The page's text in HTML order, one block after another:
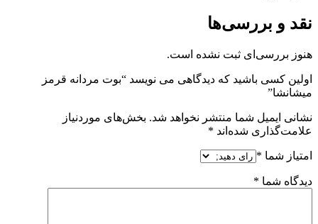
نقد و بررسی‌ها
هنوز بررسی‌ای ثبت نشده است.
اولین کسی باشید که دیدگاهی می نویسد “بوت مردانه قرمز
میشانشا”
نشانی ایمیل شما منتشر نخواهد شد. بخش‌های موردنیاز
علامت‌گذاری شده‌اند *
امتیاز شما *
دیدگاه شما *